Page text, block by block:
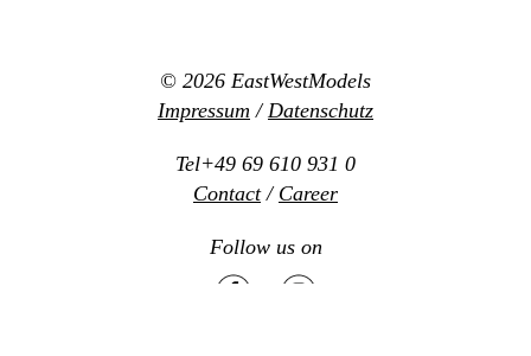
© 2026 EastWestModels
Impressum /Datenschutz
Tel+49 69 610 931 0
Contact/ Career
Follow us on